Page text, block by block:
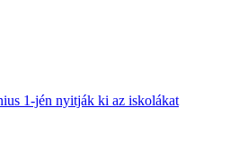
1-jén nyitják ki az iskolákat